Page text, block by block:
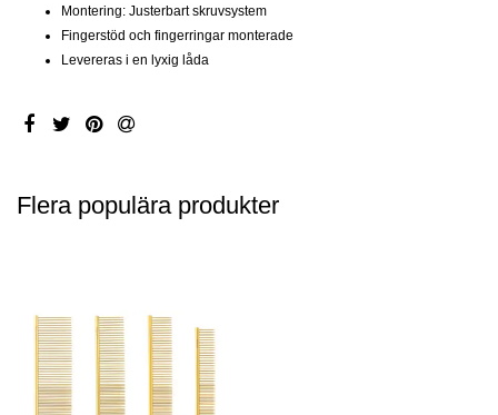
Montering: Justerbart skruvsystem
Fingerstöd och fingerringar monterade
Levereras i en lyxig låda
Flera populära produkter